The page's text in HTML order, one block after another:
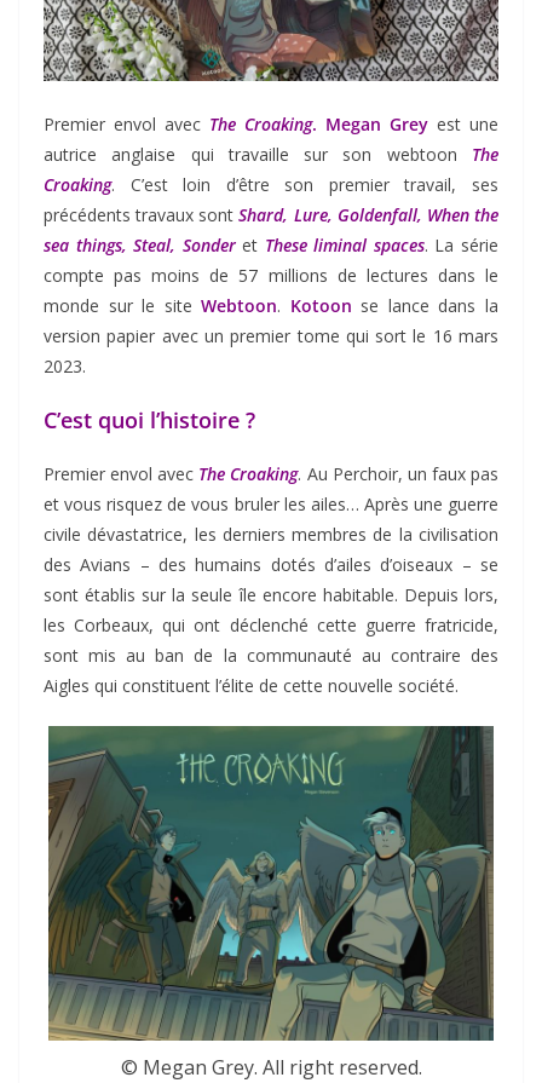
Premier envol avec The Croaking. Megan Grey est une
autrice anglaise qui travaille sur son webtoon The
Croaking. C’est loin d’être son premier travail, ses
précédents travaux sont Shard, Lure, Goldenfall, When the
sea things, Steal, Sonder et These liminal spaces. La série
compte pas moins de 57 millions de lectures dans le
monde sur le siteWebtoon. Kotoon se lance dans la
version papier avec un premier tome qui sort le 16 mars
2023.
C’est quoi l’histoire ?
Premier envol avec The Croaking. Au Perchoir, un faux pas
et vous risquez de vous bruler les ailes… Après une guerre
civile dévastatrice, les derniers membres de la civilisation
des Avians – des humains dotés d’ailes d’oiseaux – se
sont établis sur la seule île encore habitable. Depuis lors,
les Corbeaux, qui ont déclenché cette guerre fratricide,
sont mis au ban de la communauté au contraire des
Aigles qui constituent l’élite de cette nouvelle société.
© Megan Grey. All right reserved.